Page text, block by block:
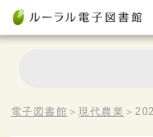
電子図書館 ＞現代農業 ＞